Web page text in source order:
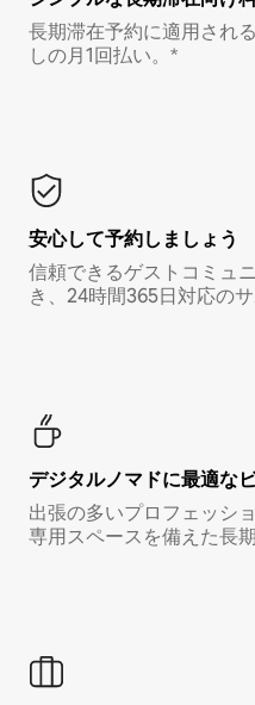
長期滞在予約に適用され
しの月1回払い。*
安心して予約しましょう
信頼できるゲストコミュ
き、24時間365日対応の
デジタルノマド⁠に最⁠適⁠な
出張の多いプロフェッシ
専用スペースを備えた長